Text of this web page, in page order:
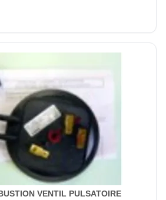
VENTIL PULSATOIRE